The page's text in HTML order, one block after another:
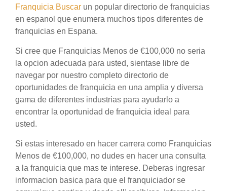
Franquicia Buscar un popular directorio de franquicias
en espanol que enumera muchos tipos diferentes de
franquicias en Espana.
Si cree que Franquicias Menos de €100,000 no seria
la opcion adecuada para usted, sientase libre de
navegar por nuestro completo directorio de
oportunidades de franquicia en una amplia y diversa
gama de diferentes industrias para ayudarlo a
encontrar la oportunidad de franquicia ideal para
usted.
Si estas interesado en hacer carrera como Franquicias
Menos de €100,000, no dudes en hacer una consulta
a la franquicia que mas te interese. Deberas ingresar
informacion basica para que el franquiciador se